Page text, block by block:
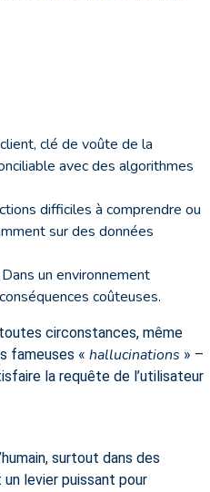
clé de voûte de la
avec des algorithmes
difficiles à comprendre ou
sur des données
un environnement
coûteuses.
circonstances, même
fameuses « hallucinations » –
la requête de l’utilisateur
surtout dans des
levier puissant pour